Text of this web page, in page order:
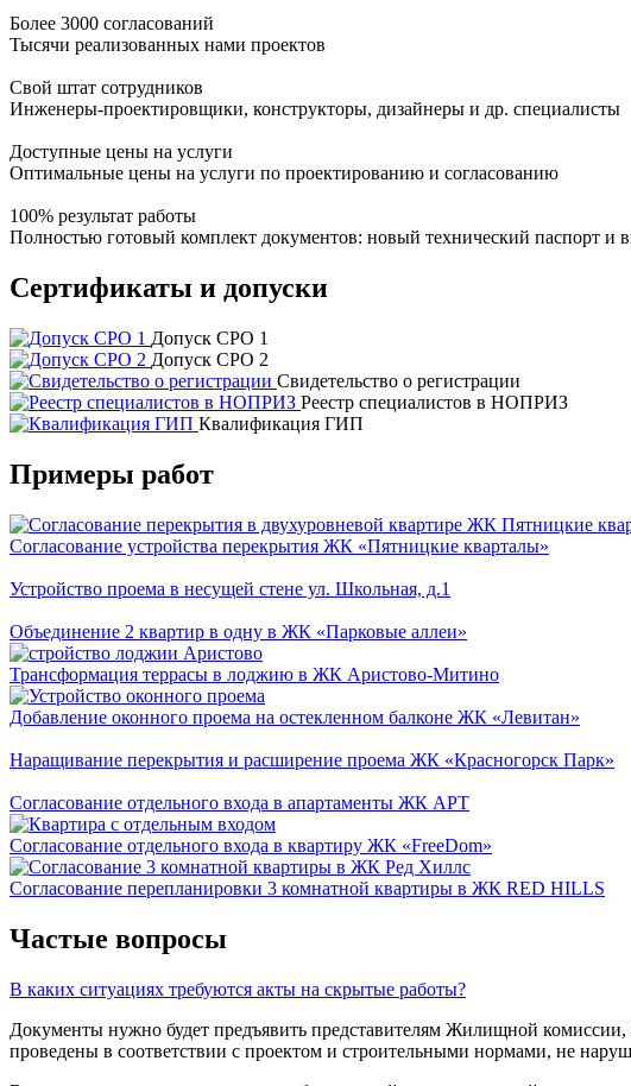
Более 3000 согласований
Тысячи реализованных нами проектов
Свой штат сотрудников
Инженеры-проектировщики, конструкторы, дизайнеры и др. специалисты
Доступные цены на услуги
Оптимальные цены на услуги по проектированию и согласованию
100% результат работы
Полностью готовый комплект документов: новый технический паспорт и
Сертификаты и допуски
Допуск СРО 1
Допуск СРО 2
Свидетельство о регистрации
Реестр специалистов в НОПРИЗ
Квалификация ГИП
Примеры работ
Согласование устройства перекрытия ЖК «Пятницкие кварталы»
Устройство проема в несущей стене ул. Школьная, д.1
Объединение 2 квартир в одну в ЖК «Парковые аллеи»
Трансформация террасы в лоджию в ЖК Аристово-Митино
Добавление оконного проема на остекленном балконе ЖК «Левитан»
Наращивание перекрытия и расширение проема ЖК «Красногорск Парк»
Согласование отдельного входа в апартаменты ЖК АРТ
Согласование отдельного входа в квартиру ЖК «FreeDom»
Согласование перепланировки 3 комнатной квартиры в ЖК RED HILLS
Частые вопросы
В каких ситуациях требуются акты на скрытые работы?
Документы нужно будет предъявить представителям Жилищной комиссии,
проведены в соответствии с проектом и строительными нормами, не